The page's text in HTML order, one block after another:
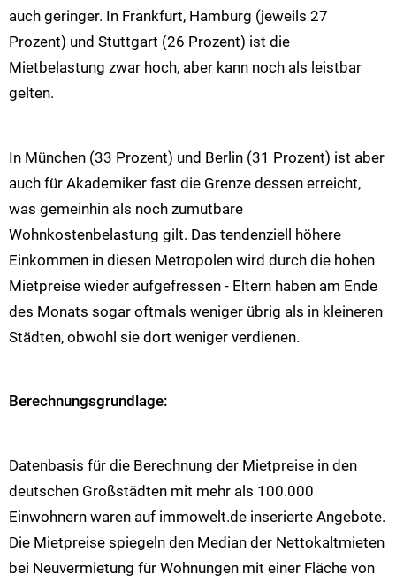
auch geringer. In Frankfurt, Hamburg (jeweils 27
Prozent) und Stuttgart (26 Prozent) ist die
Mietbelastung zwar hoch, aber kann noch als leistbar
gelten.
In München (33 Prozent) und Berlin (31 Prozent) ist aber
auch für Akademiker fast die Grenze dessen erreicht,
was gemeinhin als noch zumutbare
Wohnkostenbelastung gilt. Das tendenziell höhere
Einkommen in diesen Metropolen wird durch die hohen
Mietpreise wieder aufgefressen - Eltern haben am Ende
des Monats sogar oftmals weniger übrig als in kleineren
Städten, obwohl sie dort weniger verdienen.
Berechnungsgrundlage:
Datenbasis für die Berechnung der Mietpreise in den
deutschen Großstädten mit mehr als 100.000
Einwohnern waren auf immowelt.de inserierte Angebote.
Die Mietpreise spiegeln den Median der Nettokaltmieten
bei Neuvermietung für Wohnungen mit einer Fläche von